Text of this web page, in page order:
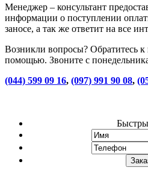
Менеджер – консультант
информации о поступлении
заносе, а так же ответит на все
Возникли вопросы? Обратитесь
помощью. Звоните с
(044) 599 09 16, (097) 991 90 08,